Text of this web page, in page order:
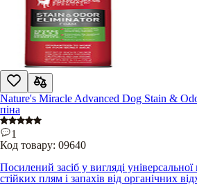
Nature's Miracle Advanced Dog Stain &
піна
1
Код товару: 09640
Посилений засіб у вигляді
стійких плям і запахів від органічних